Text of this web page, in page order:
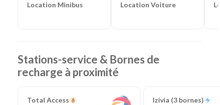
Location Minibus Location Voiture
Stations-service & Bornes de
recharge à proximité
Total Access Izivia (3 bornes)